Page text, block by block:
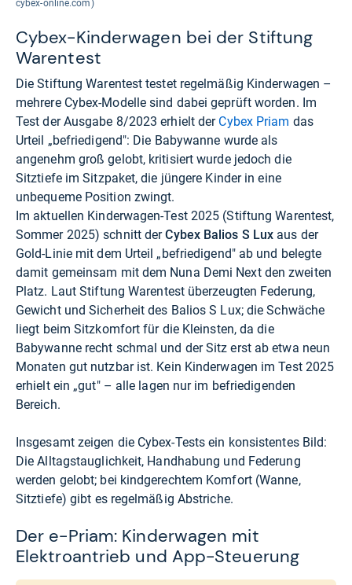
cybex-online.com)
Cybex-Kinderwagen bei der Stiftung
Warentest
Die Stiftung Warentest testet regelmäßig Kinderwagen –
mehrere Cybex-Modelle sind dabei geprüft worden. Im
Test der Ausgabe 8/2023 erhielt der Cybex Priam das
Urteil „befriedigend": Die Babywanne wurde als
angenehm groß gelobt, kritisiert wurde jedoch die
Sitztiefe im Sitzpaket, die jüngere Kinder in eine
unbequeme Position zwingt.
Im aktuellen Kinderwagen-Test 2025 (Stiftung Warentest,
Sommer 2025) schnitt derCybex Balios S Lux aus der
Gold-Linie mit dem Urteil „befriedigend" ab und belegte
damit gemeinsam mit dem Nuna Demi Next den zweiten
Platz. Laut Stiftung Warentestüberzeugten Federung,
Gewicht und Sicherheit des Balios S Lux; die Schwäche
liegt beim Sitzkomfort für die Kleinsten, da die
Babywanne recht schmal und der Sitz erst ab etwa neun
Monaten gut nutzbar ist. Kein Kinderwagen im Test 2025
erhielt ein „gut" – alle lagen nur im befriedigenden
Bereich.
Insgesamt zeigen die Cybex-Tests ein konsistentes Bild:
Die Alltagstauglichkeit, Handhabung und Federung
werden gelobt; bei kindgerechtem Komfort (Wanne,
Sitztiefe) gibt es regelmäßig Abstriche.
Der e-Priam: Kinderwagen mit
Elektroantrieb und App-Steuerung